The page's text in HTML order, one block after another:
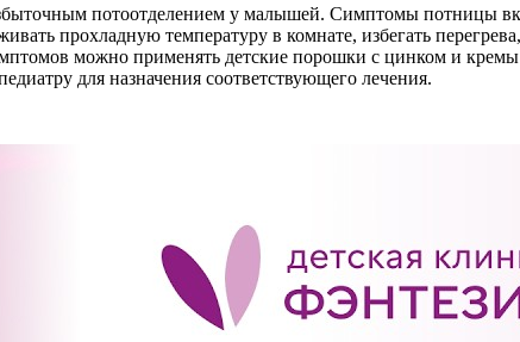
потоотделением у малышей. Симптомы потницы
прохладную температуру в комнате, избегать
можно применять детские порошки с цинком и
для назначения соответствующего лечения.